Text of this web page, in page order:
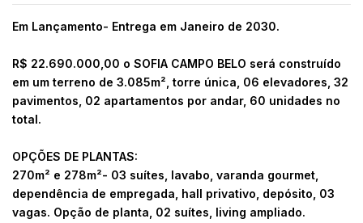
Em Lançamento- Entrega em Janeiro de 2030.
R$ 22.690.000,00 o SOFIA CAMPO BELO será construído
em um terreno de 3.085m², torre única, 06 elevadores, 32
pavimentos, 02 apartamentos por andar, 60 unidades no
total.
OPÇÕES DE PLANTAS:
270m² e 278m²- 03 suítes, lavabo, varanda gourmet,
dependência de empregada, hall privativo, depósito, 03
vagas. Opção de planta, 02 suítes, living ampliado.